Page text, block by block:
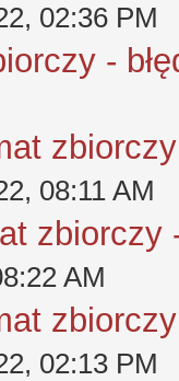
02:36 PM
-
08:11 AM
zbiorczy
AM
02:13 PM